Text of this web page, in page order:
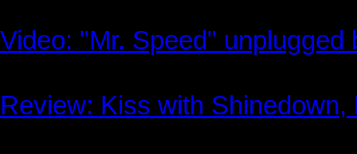
Video: "Mr. Speed" unplugged
Review: Kiss with